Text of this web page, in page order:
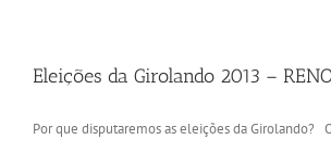
Eleições da Girolando 2013 –
Por que disputaremos as eleições da Girolando?